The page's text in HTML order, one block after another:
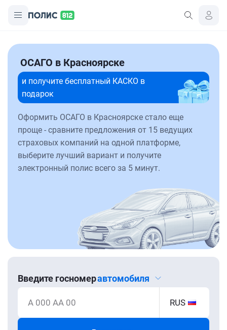
ОСАГО в Красноярске
и получите бесплатный КАСКО в
подарок
Оформить ОСАГО в Красноярске стало еще
проще - сравните предложения от 15 ведущих
страховых компаний на одной платформе,
выберите лучший вариант и получите
электронный полис всего за 5 минут.
Введите госномеравтомобиля
А 000 АА 00 RUS